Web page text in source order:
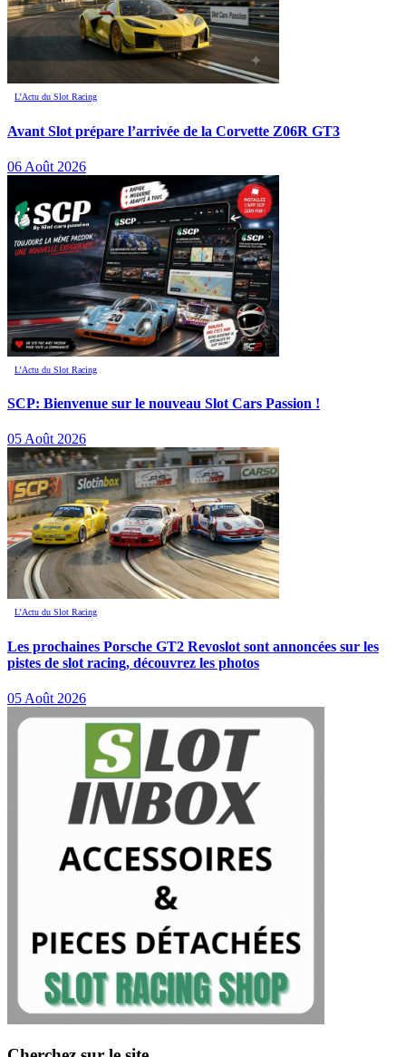
L’Actu du Slot Racing
Avant Slot prépare l’arrivée de la Corvette Z06R GT3
06 Août 2026
L’Actu du Slot Racing
SCP: Bienvenue sur le nouveau Slot Cars Passion !
05 Août 2026
L’Actu du Slot Racing
Les prochaines Porsche GT2 Revoslot sont annoncées sur les
pistes de slot racing, découvrez les photos
05 Août 2026